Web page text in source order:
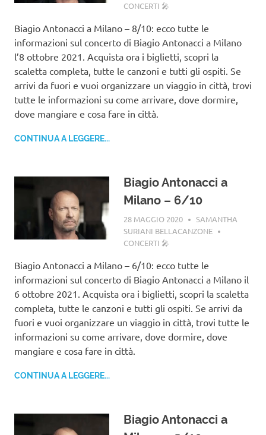
CONCERTI 🎤
Biagio Antonacci a Milano – 8/10: ecco tutte le
informazioni sul concerto di Biagio Antonacci a Milano
l’8 ottobre 2021. Acquista ora i biglietti, scopri la
scaletta completa, tutte le canzoni e tutti gli ospiti. Se
arrivi da fuori e vuoi organizzare un viaggio in città, trovi
tutte le informazioni su come arrivare, dove dormire,
dove mangiare e cosa fare in città.
CONTINUA A LEGGERE...
Biagio Antonacci a
Milano – 6/10
28 MAGGIO 2020
SAMANTHA
SURIANI BELLACANZONE
CONCERTI 🎤
Biagio Antonacci a Milano – 6/10: ecco tutte le
informazioni sul concerto di Biagio Antonacci a Milano il
6 ottobre 2021. Acquista ora i biglietti, scopri la scaletta
completa, tutte le canzoni e tutti gli ospiti. Se arrivi da
fuori e vuoi organizzare un viaggio in città, trovi tutte le
informazioni su come arrivare, dove dormire, dove
mangiare e cosa fare in città.
CONTINUA A LEGGERE...
Biagio Antonacci a